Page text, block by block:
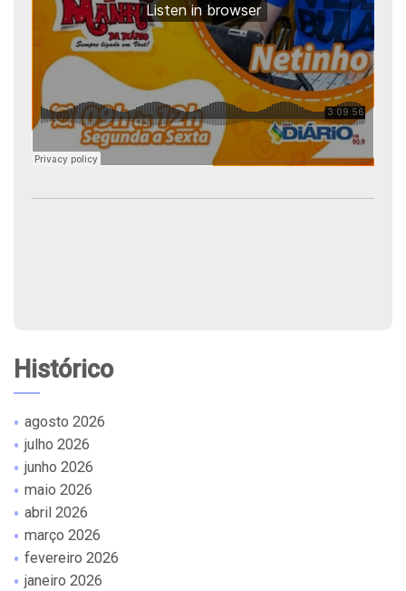
Histórico
agosto 2026
julho 2026
junho 2026
maio 2026
abril 2026
março 2026
fevereiro 2026
janeiro 2026